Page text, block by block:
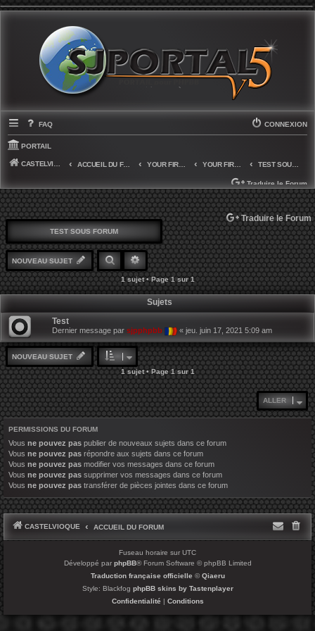
FAQ CONNEXION
PORTAIL
CASTELVIOQUE ACCUEIL DU FORUM YOUR FIRST CATEGORY YOUR FIRST FORUM TEST SOUS FORUM
Traduire le Forum
SELECT LANGUAGE ▼
Traduire le Forum
TEST SOUS FORUM
NOUVEAU SUJET RECHERCHERRECHERCHE AVANCÉE
1 sujet • Page1sur1
Sujets
Test
Dernier message par sjpphpbb «jeu. juin 17, 2021 5:09 am
NOUVEAU SUJET
1 sujet • Page1sur1
ALLER
PERMISSIONS DU FORUM
Vous ne pouvez pas publier de nouveaux sujets dans ce forum
Vous ne pouvez pas répondre aux sujets dans ce forum
Vous ne pouvez pas modifier vos messages dans ce forum
Vous ne pouvez pas supprimer vos messages dans ce forum
Vous ne pouvez pas transférer de pièces jointes dans ce forum
CASTELVIOQUE ACCUEIL DU FORUM
Fuseau horaire sur UTC
Développé par phpBB® Forum Software © phpBB Limited
Traduction française officielle ©Qiaeru
Style: Blackfog phpBB skins by Tastenplayer
Confidentialité | Conditions